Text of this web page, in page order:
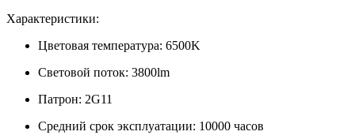
Характеристики:
Цветовая температура: 6500K
Световой поток: 3800lm
Патрон: 2G11
Средний срок эксплуатации: 10000 часов